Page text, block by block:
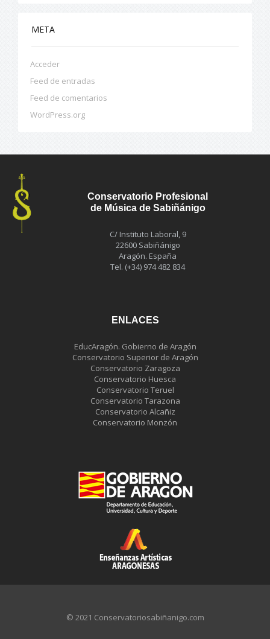
META
Acceder
Feed de entradas
Feed de comentarios
WordPress.org
Conservatorio Profesional
de Música de Sabiñánigo
C/ Instituto Laboral, 9
22600 Sabiñánigo
Aragón. España
Tel. (+34) 974 482 834
ENLACES
EducAragón. Gobierno de Aragón
Conservatorio Superior de Aragón
Conservatorio Zaragoza
Conservatorio Huesca
Conservatorio Teruel
Conservatorio Tarazona
Conservatorio Alcañiz
Conservatorio Monzón
© 2021 Conservatoriosabiñanigo.com